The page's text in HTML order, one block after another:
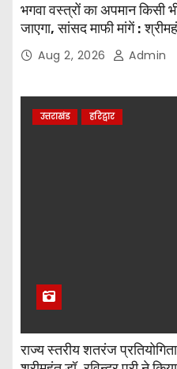
भगवा वस्त्रों का अपमान किसी
जाएगा, सांसद माफी मांगें :
Aug 2, 2026 Admin
उत्तराखंड हरिद्वार
राज्य स्तरीय शतरंज